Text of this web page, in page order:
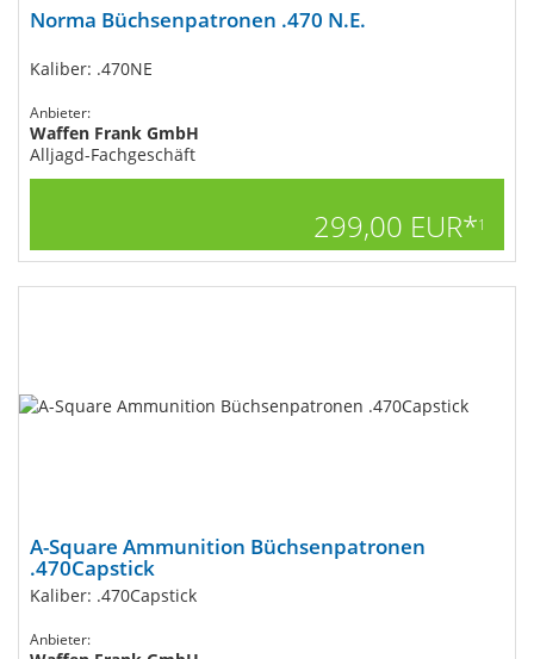
Norma Büchsenpatronen .470 N.E.
Kaliber: .470NE
Anbieter:
Waffen Frank GmbH
Alljagd-Fachgeschäft
299,00 EUR*1
A-Square Ammunition Büchsenpatronen
.470Capstick
Kaliber: .470Capstick
Anbieter: